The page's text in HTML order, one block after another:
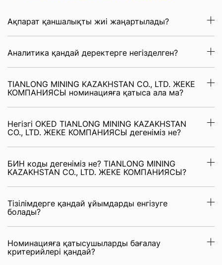
Ақпарат қаншалықты жиі жаңартылады?
Аналитика қандай деректерге негізделген?
TIANLONG MINING KAZAKHSTAN CO., LTD. ЖЕКЕ
КОМПАНИЯСЫ номинацияға қатыса ала ма?
Негізгі OKED TIANLONG MINING KAZAKHSTAN
CO., LTD. ЖЕКЕ КОМПАНИЯСЫ дегеніміз не?
БИН коды дегеніміз не? TIANLONG MINING
KAZAKHSTAN CO., LTD. ЖЕКЕ КОМПАНИЯСЫ?
Тізілімдерге қандай ұйымдарды енгізуге
болады?
Номинацияға қатысушыларды бағалау
критерийлері қандай?